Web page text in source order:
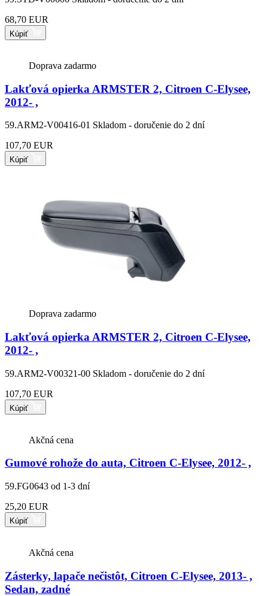
68,70 EUR
Kúpiť
Doprava zadarmo
Lakťová opierka ARMSTER 2, Citroen C-Elysee,
2012- ,
59.ARM2-V00416-01 Skladom - doručenie do 2 dní
107,70 EUR
Kúpiť
Doprava zadarmo
Lakťová opierka ARMSTER 2, Citroen C-Elysee,
2012- ,
59.ARM2-V00321-00 Skladom - doručenie do 2 dní
107,70 EUR
Kúpiť
Akčná cena
Gumové rohože do auta, Citroen C-Elysee, 2012- ,
59.FG0643 od 1-3 dní
25,20 EUR
Kúpiť
Akčná cena
Zásterky, lapače nečistôt, Citroen C-Elysee, 2013- ,
Sedan, zadné